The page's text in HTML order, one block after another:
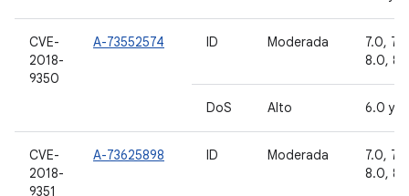
CVE-
2018-
9350
A-73552574 ID Moderada
7.0,
8.0, 8.1
DoS Alto 6.0 y
CVE-
2018-
9351
A-73625898 ID Moderada
7.0,
8.0, 8.1